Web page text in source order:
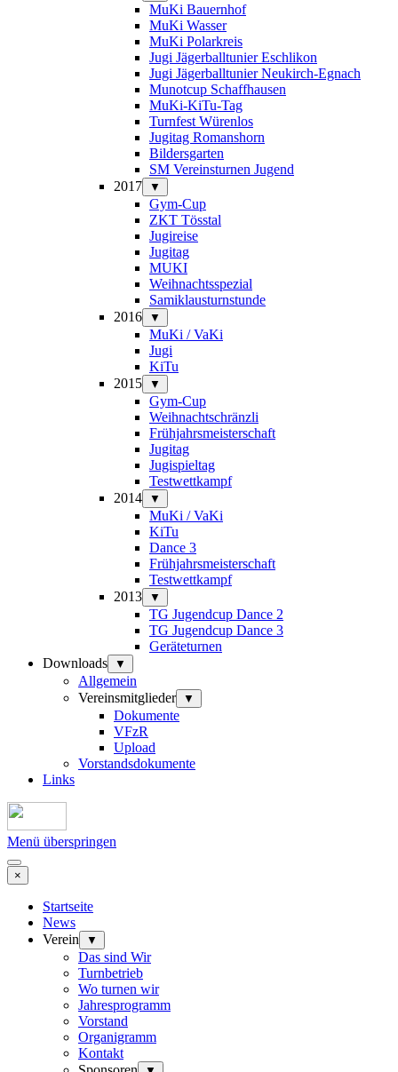
MuKi Bauernhof
MuKi Wasser
MuKi Polarkreis
Jugi Jägerballtunier Eschlikon
Jugi Jägerballtunier Neukirch-Egnach
Munotcup Schaffhausen
MuKi-KiTu-Tag
Turnfest Würenlos
Jugitag Romanshorn
Bildersgarten
SM Vereinsturnen Jugend
2017
▼
Gym-Cup
ZKT Tösstal
Jugireise
Jugitag
MUKI
Weihnachtsspezial
Samiklausturnstunde
2016
▼
MuKi / VaKi
Jugi
KiTu
2015
▼
Gym-Cup
Weihnachtschränzli
Frühjahrsmeisterschaft
Jugitag
Jugispieltag
Testwettkampf
2014
▼
MuKi / VaKi
KiTu
Dance 3
Frühjahrsmeisterschaft
Testwettkampf
2013
▼
TG Jugendcup Dance 2
TG Jugendcup Dance 3
Geräteturnen
Downloads
▼
Allgemein
Vereinsmitglieder
▼
Dokumente
VFzR
Upload
Vorstandsdokumente
Links
Menü überspringen
×
Startseite
News
Verein
▼
Das sind Wir
Turnbetrieb
Wo turnen wir
Jahresprogramm
Vorstand
Organigramm
Kontakt